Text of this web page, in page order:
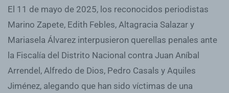
El 11 de mayo de 2025, los reconocidos periodistas
Marino Zapete, Edith Febles, Altagracia Salazar y
Mariasela Álvarez interpusieron querellas penales ante
la Fiscalía del Distrito Nacional contra Juan Aníbal
Arrendel, Alfredo de Dios, Pedro Casals y Aquiles
Jiménez, alegando que han sido víctimas de una